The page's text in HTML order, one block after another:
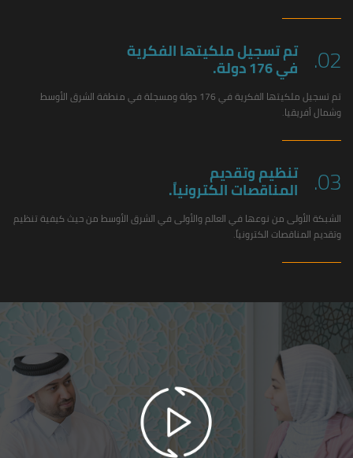
02. تم تسجيل ملكيتها الفكرية
في 176 دولة.
تم تسجيل ملكيتها الفكرية في 176 دولة ومسجلة في منطقة الشرق الأوسط
وشمال أفريقيا.
03. تنظيم وتقديم
المناقصات الكترونياً.
الشبكة الأولى من نوعها في العالم والأولى في الشرق الأوسط من حيث كيفية تنظيم
وتقديم المناقصات الكترونياً.